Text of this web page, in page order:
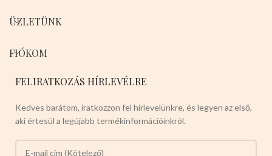
ÜZLETÜNK
FIÓKOM
FELIRATKOZÁS HÍRLEVÉLRE
Kedves barátom, iratkozzon fel hírlevelünkre, és legyen az első,
aki értesül a legújabb termékinformációinkról.